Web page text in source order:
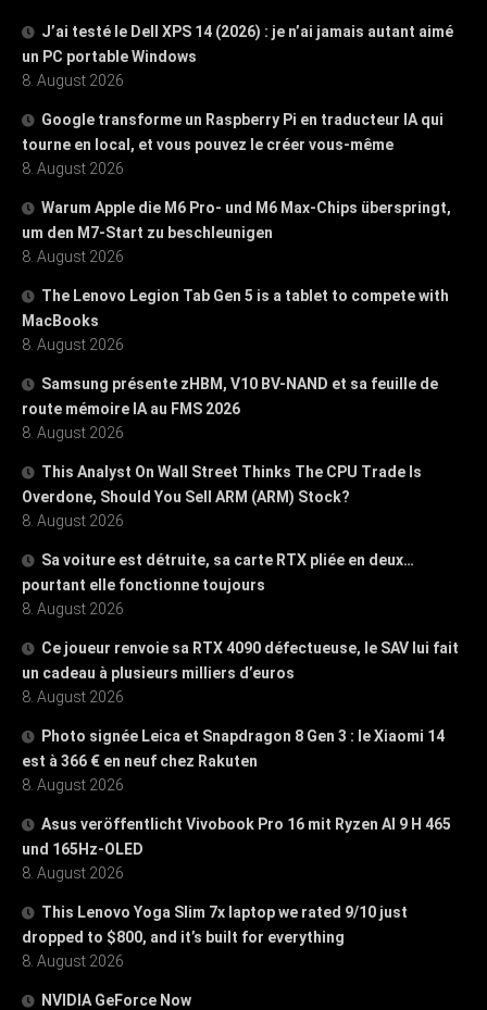
J’ai testé le Dell XPS 14 (2026) : je n’ai jamais autant aimé
un PC portable Windows
8. August 2026
Google transforme un Raspberry Pi en traducteur IA qui
tourne en local, et vous pouvez le créer vous-même
8. August 2026
Warum Apple die M6 Pro- und M6 Max-Chips überspringt,
um den M7-Start zu beschleunigen
8. August 2026
The Lenovo Legion Tab Gen 5 is a tablet to compete with
MacBooks
8. August 2026
Samsung présente zHBM, V10 BV-NAND et sa feuille de
route mémoire IA au FMS 2026
8. August 2026
This Analyst On Wall Street Thinks The CPU Trade Is
Overdone, Should You Sell ARM (ARM) Stock?
8. August 2026
Sa voiture est détruite, sa carte RTX pliée en deux…
pourtant elle fonctionne toujours
8. August 2026
Ce joueur renvoie sa RTX 4090 défectueuse, le SAV lui fait
un cadeau à plusieurs milliers d’euros
8. August 2026
Photo signée Leica et Snapdragon 8 Gen 3 : le Xiaomi 14
est à 366 € en neuf chez Rakuten
8. August 2026
Asus veröffentlicht Vivobook Pro 16 mit Ryzen AI 9 H 465
und 165Hz-OLED
8. August 2026
This Lenovo Yoga Slim 7x laptop we rated 9/10 just
dropped to $800, and it’s built for everything
8. August 2026
NVIDIA GeForce Now